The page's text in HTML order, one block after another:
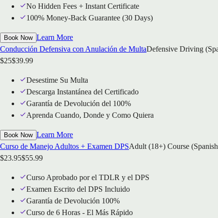
No Hidden Fees + Instant Certificate
100% Money-Back Guarantee (30 Days)
Book Now Learn More
Conducción Defensiva con Anulación de MultaDefensive Driving
$25$39.99
Desestime Su Multa
Descarga Instantánea del Certificado
Garantía de Devolución del 100%
Aprenda Cuando, Donde y Como Quiera
Book Now Learn More
Curso de Manejo Adultos + Examen DPSAdult (18+) Course
$23.95$55.99
Curso Aprobado por el TDLR y el DPS
Examen Escrito del DPS Incluido
Garantía de Devolución 100%
Curso de 6 Horas - El Más Rápido